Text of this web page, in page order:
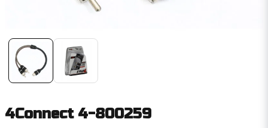
4Connect 4-800259